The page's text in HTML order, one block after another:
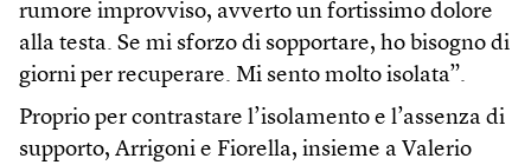
rumore improvviso, avverto un fortissimo dolore
alla testa. Se mi sforzo di sopportare, ho bisogno di
giorni per recuperare. Mi sento molto isolata”.
Proprio per contrastare l’isolamento e l’assenza di
supporto, Arrigoni e Fiorella, insieme a Valerio